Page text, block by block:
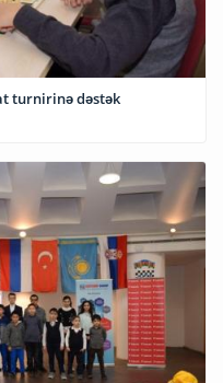
turnirinə dəstək